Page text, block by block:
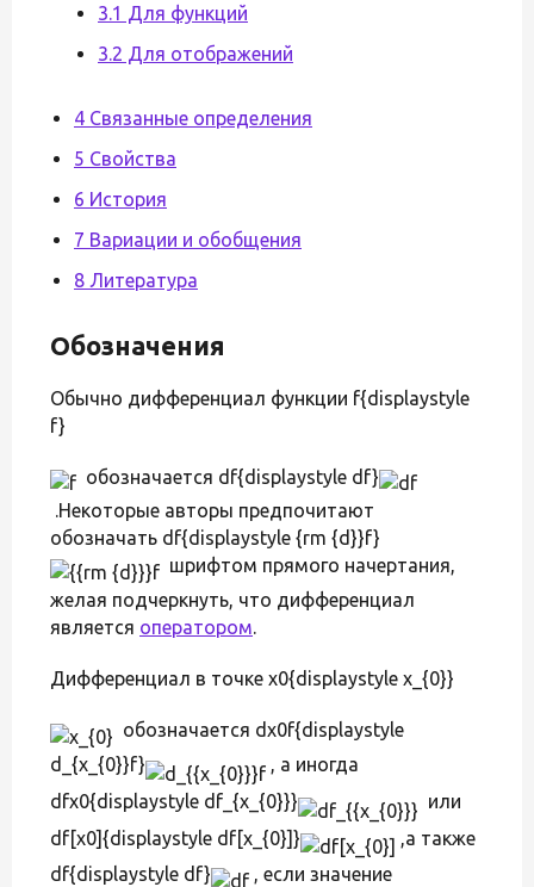
3.1 Для функций
3.2 Для отображений
4 Связанные определения
5 Свойства
6 История
7 Вариации и обобщения
8 Литература
Обозначения
Обычно дифференциал функции f{displaystyle
f}
обозначается df{displaystyle df}
.Некоторые авторы предпочитают
обозначать df{displaystyle {rm {d}}f}
шрифтом прямого начертания,
желая подчеркнуть, что дифференциал
является оператором.
Дифференциал в точке x0{displaystyle x_{0}}
обозначается dx0f{displaystyle
d_{x_{0}}f}
, а иногда
dfx0{displaystyle df_{x_{0}}}
или
df[x0]{displaystyle df[x_{0}]}
,а также
df{displaystyle df}
, если значение